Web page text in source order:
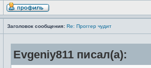
Заголовок сообщения: Re: Проггер чудит
Evgeniy811 писал(а):